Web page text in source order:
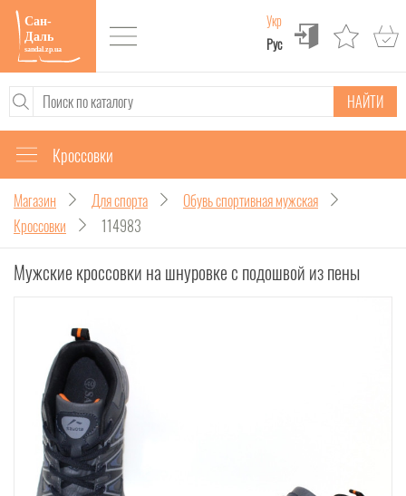
Укр
Рус
НАЙТИ
Кроссовки
Магазин Для спорта
Обувь спортивная мужская
Кроссовки
114983
Мужские кроссовки на шнуровке с подошвой из пены